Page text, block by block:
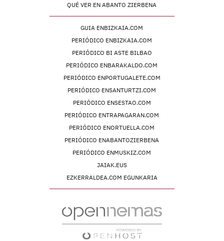
QUÉ VER EN ABANTO ZIERBENA
GUIA ENBIZKAIA.COM
PERIÓDICO ENBIZKAIA.COM
PERIÓDICO BI ASTE BILBAO
PERIÓDICO ENBARAKALDO.COM
PERIÓDICO ENPORTUGALETE.COM
PERIÓDICO ENSANTURTZI.COM
PERIÓDICO ENSESTAO.COM
PERIÓDICO ENTRAPAGARAN.COM
PERIÓDICO ENORTUELLA.COM
PERIÓDICO ENABANTOZIERBENA
PERIÓDICO ENMUSKIZ.COM
JAIAK.EUS
EZKERRALDEA.COM EGUNKARIA